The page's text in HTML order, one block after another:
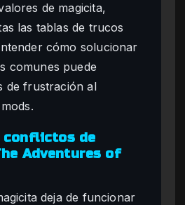
de magicita,
las tablas de trucos
cómo solucionar
comunes puede
de frustración al
conflictos de
Adventures of
deja de funcionar